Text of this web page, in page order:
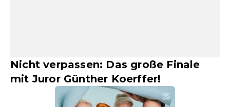
Nicht verpassen: Das große Finale
mit Juror Günther Koerffer!